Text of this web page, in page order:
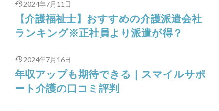
2024年7月11日
【介護福祉士】おすすめの介護派遣会社
ランキング※正社員より派遣が得？
2024年7月16日
年収アップも期待できる｜スマイルサポ
ート介護の口コミ評判